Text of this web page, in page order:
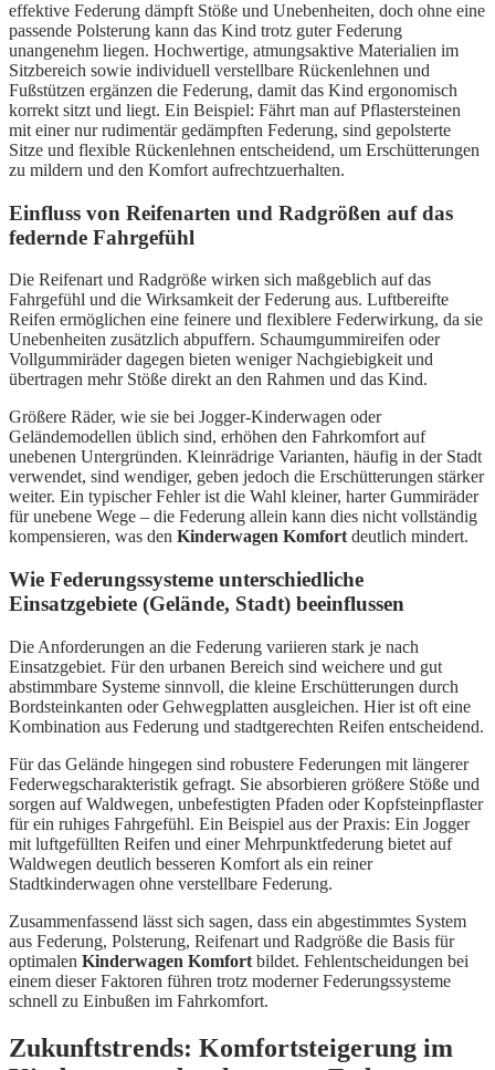
effektive Federung dämpft Stöße und Unebenheiten, doch ohne eine
passende Polsterung kann das Kind trotz guter Federung
unangenehm liegen. Hochwertige, atmungsaktive Materialien im
Sitzbereich sowie individuell verstellbare Rückenlehnen und
Fußstützen ergänzen die Federung, damit das Kind ergonomisch
korrekt sitzt und liegt. Ein Beispiel: Fährt man auf Pflastersteinen
mit einer nur rudimentär gedämpften Federung, sind gepolsterte
Sitze und flexible Rückenlehnen entscheidend, um Erschütterungen
zu mildern und den Komfort aufrechtzuerhalten.
Einfluss von Reifenarten und Radgrößen auf das
federnde Fahrgefühl
Die Reifenart und Radgröße wirken sich maßgeblich auf das
Fahrgefühl und die Wirksamkeit der Federung aus. Luftbereifte
Reifen ermöglichen eine feinere und flexiblere Federwirkung, da sie
Unebenheiten zusätzlich abpuffern. Schaumgummireifen oder
Vollgummiräder dagegen bieten weniger Nachgiebigkeit und
übertragen mehr Stöße direkt an den Rahmen und das Kind.
Größere Räder, wie sie bei Jogger-Kinderwagen oder
Geländemodellen üblich sind, erhöhen den Fahrkomfort auf
unebenen Untergründen. Kleinrädrige Varianten, häufig in der Stadt
verwendet, sind wendiger, geben jedoch die Erschütterungen stärker
weiter. Ein typischer Fehler ist die Wahl kleiner, harter Gummiräder
für unebene Wege – die Federung allein kann dies nicht vollständig
kompensieren, was den Kinderwagen Komfort deutlich mindert.
Wie Federungssysteme unterschiedliche
Einsatzgebiete (Gelände, Stadt) beeinflussen
Die Anforderungen an die Federung variieren stark je nach
Einsatzgebiet. Für den urbanen Bereich sind weichere und gut
abstimmbare Systeme sinnvoll, die kleine Erschütterungen durch
Bordsteinkanten oder Gehwegplatten ausgleichen. Hier ist oft eine
Kombination aus Federung und stadtgerechten Reifen entscheidend.
Für das Gelände hingegen sind robustere Federungen mit längerer
Federwegscharakteristik gefragt. Sie absorbieren größere Stöße und
sorgen auf Waldwegen, unbefestigten Pfaden oder Kopfsteinpflaster
für ein ruhiges Fahrgefühl. Ein Beispiel aus der Praxis: Ein Jogger
mit luftgefüllten Reifen und einer Mehrpunktfederung bietet auf
Waldwegen deutlich besseren Komfort als ein reiner
Stadtkinderwagen ohne verstellbare Federung.
Zusammenfassend lässt sich sagen, dass ein abgestimmtes System
aus Federung, Polsterung, Reifenart und Radgröße die Basis für
optimalen Kinderwagen Komfort bildet. Fehlentscheidungen bei
einem dieser Faktoren führen trotz moderner Federungssysteme
schnell zu Einbußen im Fahrkomfort.
Zukunftstrends: Komfortsteigerung im